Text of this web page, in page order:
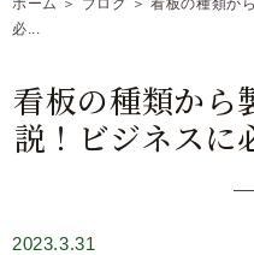
ホーム ＞ ブログ ＞ 看板の種類か
必...
看板の種類から
説！ビジネスに
2023.3.31